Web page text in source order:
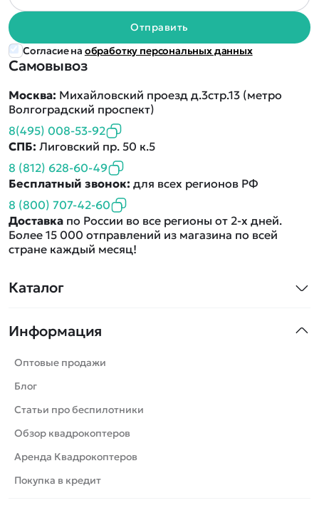
Каталог
Машинки
Танки
Вертолеты
Катера
Роботы
Самолеты
Сборные модели
Информация
Оптовые продажи
Блог
Статьи про беспилотники
Обзор квадрокоптеров
Аренда Квадрокоптеров
Покупка в кредит
Самовывоз
Москва: Михайловский проезд д.3стр.13 (метро
Волгоградский проспект)
8(495) 008-53-92
СПБ: Лиговский пр. 50 к.5
8 (812) 628-60-49
Бесплатный звонок: для всех регионов РФ
8 (800) 707-42-60
Доставка по России во все регионы от 2-х дней.
Более 15 000 отправлений из магазина по всей
стране каждый месяц!
Отправить
Согласие на обработку персональных данных
Железные дороги
Запчасти для моделей